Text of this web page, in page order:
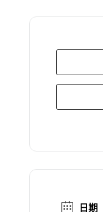
日期